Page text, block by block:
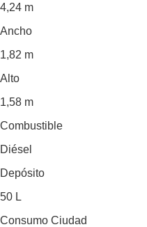
4,24 m
Ancho
1,82 m
Alto
1,58 m
Combustible
Diésel
Depósito
50 L
Consumo Ciudad